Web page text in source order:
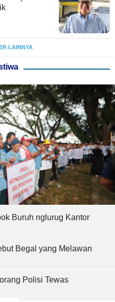
LAINNYA
Buruh nglurug Kantor
Begal yang Melawan
Polisi Tewas